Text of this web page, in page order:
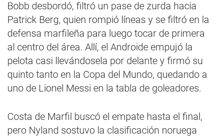
Bobb desbordó, filtró un pase de zurda hacia
Patrick Berg, quien rompió líneas y se filtró en la
defensa marfileña para luego tocar de primera
al centro del área. Allí, el Androide empujó la
pelota casi llevándosela por delante y firmó su
quinto tanto en la Copa del Mundo, quedando a
uno de Lionel Messi en la tabla de goleadores.
Costa de Marfil buscó el empate hasta el final,
pero Nyland sostuvo la clasificación noruega